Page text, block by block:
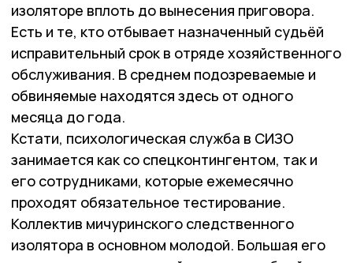
изоляторе вплоть до вынесения приговора.
Есть и те, кто отбывает назначенный судьёй
исправительный срок в отряде хозяйственного
обслуживания. В среднем подозреваемые и
обвиняемые находятся здесь от одного
месяца до года.
Кстати, психологическая служба в СИЗО
занимается как со спецконтингентом, так и
его сотрудниками, которые ежемесячно
проходят обязательное тестирование.
Коллектив мичуринского следственного
изолятора в основном молодой. Большая его